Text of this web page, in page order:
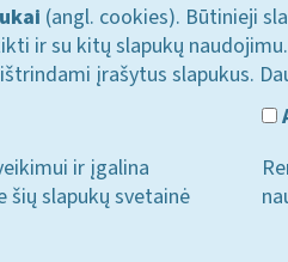
(angl. cookies). Būtinieji
ir su kitų slapukų
įrašytus slapukus.
ir įgalina
šių slapukų svetainė